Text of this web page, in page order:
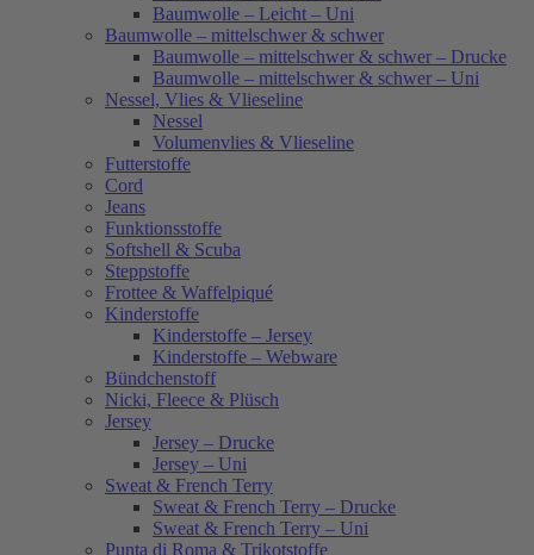
Baumwolle – Leicht – Uni
Baumwolle – mittelschwer & schwer
Baumwolle – mittelschwer & schwer – Drucke
Baumwolle – mittelschwer & schwer – Uni
Nessel, Vlies & Vlieseline
Nessel
Volumenvlies & Vlieseline
Futterstoffe
Cord
Jeans
Funktionsstoffe
Softshell & Scuba
Steppstoffe
Frottee & Waffelpiqué
Kinderstoffe
Kinderstoffe – Jersey
Kinderstoffe – Webware
Bündchenstoff
Nicki, Fleece & Plüsch
Jersey
Jersey – Drucke
Jersey – Uni
Sweat & French Terry
Sweat & French Terry – Drucke
Sweat & French Terry – Uni
Punta di Roma & Trikotstoffe